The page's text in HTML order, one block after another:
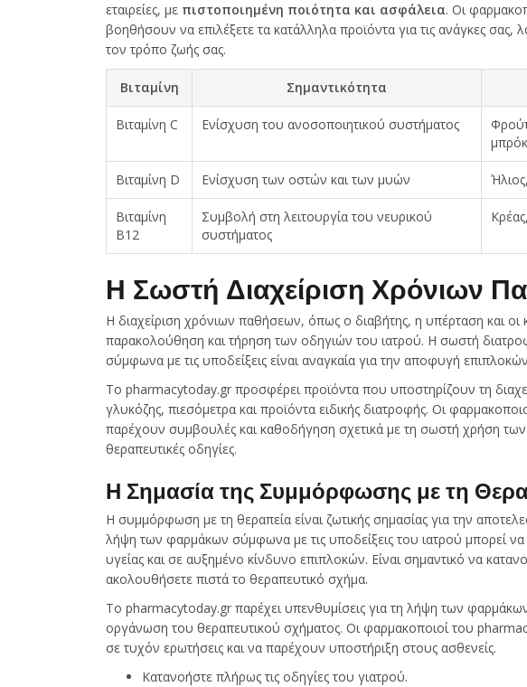
εταιρείες, με πιστοποιημένη ποιότητα και ασφάλεια. Οι
βοηθήσουν να επιλέξετε τα κατάλληλα προϊόντα για τις ανάγκες σας,
τον τρόπο ζωής σας.
Βιταμίνη Σημαντικότητα
Βιταμίνη C Ενίσχυση του ανοσοποιητικού συστήματος
Βιταμίνη D Ενίσχυση των οστών και των μυών
Βιταμίνη
Β12
Συμβολή στη λειτουργία του νευρικού
συστήματος
Η Σωστή Διαχείριση Χρόνιων
Η διαχείριση χρόνιων παθήσεων, όπως ο διαβήτης, η υπέρταση και οι
παρακολούθηση και τήρηση των οδηγιών του ιατρού. Η σωστή
σύμφωνα με τις υποδείξεις είναι αναγκαία για την αποφυγή
Το pharmacytoday.gr προσφέρει προϊόντα που υποστηρίζουν τη
γλυκόζης, πιεσόμετρα και προϊόντα ειδικής διατροφής. Οι
παρέχουν συμβουλές και καθοδήγηση σχετικά με τη σωστή χρήση
θεραπευτικές οδηγίες.
Η Σημασία της Συμμόρφωσης με τη
Η συμμόρφωση με τη θεραπεία είναι ζωτικής σημασίας για την
λήψη των φαρμάκων σύμφωνα με τις υποδείξεις του ιατρού μπορεί να
υγείας και σε αυξημένο κίνδυνο επιπλοκών. Είναι σημαντικό να
ακολουθήσετε πιστά το θεραπευτικό σχήμα.
Το pharmacytoday.gr παρέχει υπενθυμίσεις για τη λήψη των
οργάνωση του θεραπευτικού σχήματος. Οι φαρμακοποιοί του
σε τυχόν ερωτήσεις και να παρέχουν υποστήριξη στους ασθενείς.
Κατανοήστε πλήρως τις οδηγίες του γιατρού.